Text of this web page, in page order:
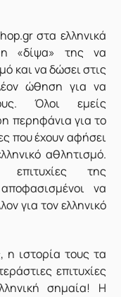
στα ελληνικά
«δίψα» της να
και να δώσει στις
ώθηση για να
Όλοι εμείς
περηφάνια για το
που έχουν αφήσει
αθλητισμό.
της
να
για τον ελληνικό
η ιστορία τους τα
επιτυχίες
σημαία! Η